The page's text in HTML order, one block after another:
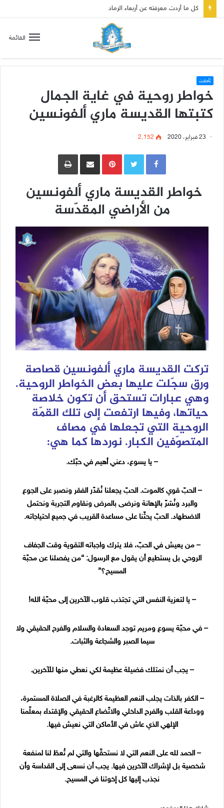
القائمة
تأملات
خواطر روحية في غاية الجمال
كتبتها القديسة ماري ألفونسين
23 فبراير، 2020 2٬152
Pinterestمشاركة عبر البريد طباعة
خواطر القديسة ماري ألفونسين
من الأراضي المقدّسة
تركت القديسة ماري ألفونسين قصاصة
ورق سجّلت عليها بعض الخواطر الروحية.
وهي عبارات تستحق أن تكون خلاصة
حياتها، وفيها ارتفعت إلى تلك القمّة
الروحية التي تجعلها في مصاف
المتصوّفين الكبار. نوردها كما هي:
– يا يسوع، دعني أهيم في حبّك.
– الحبّ قوي كالموت. الحبّ يجعلنا نُقدّر الفقر ونصبر على الجوع
والبرد ونُسَرّ بالإهانة ونرضى بالمرض ونقاوم التجربة ونحتمل
الاضطهاد. الحبّ يحثّنا على مساعدة القريب في جميع احتياجاته.
– من يعيش في الحبّ، فلا يترك واجباته التقوية وقت الجفاف
الروحي بل يستطيع أن يقول مع الرسول: “من يفصلنا عن محبّة
المسيح؟”
– يا لتعزية النفس التي تجتذب قلوب الآخرين إلى محبّة الله!
– في محبّة يسوع ومريم توجد السعادة والسلام والفرح الحقيقي ولا
سيما الصبر والشجاعة والثبات.
– يجب أن نمتلك فضيلة عظيمة لكي نعطي منها للآخرين.
– الكفر بالذات يجلب النعم العظيمة كالرغبة في الصلاة المستمرة،
ووداعة القلب والفرح الداخلي والاتّضاع الحقيقي والإقتداء بمعلّمنا
الإلهي الذي عاش في الأماكن التي نعيش فيها.
– الحمد لله على النعم التي لا نستحقّها والتي لم تُعطَ لنا لمنفعة
شخصية بل لإشراك الآخرين فيها. يجب أن نسعى إلى القداسة وأن
نجذب إليها كل إخوتنا في المسيح.